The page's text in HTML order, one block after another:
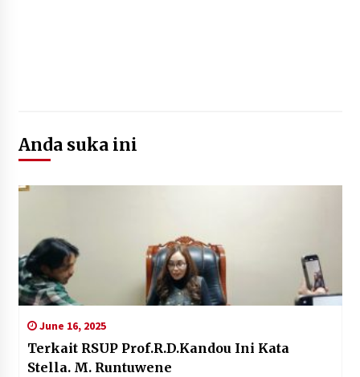
Anda suka ini
June 16, 2025
Terkait RSUP Prof.R.D.Kandou Ini Kata
Stella. M. Runtuwene